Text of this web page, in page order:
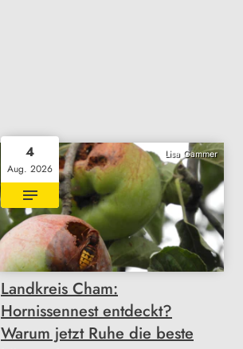
Lisa Gammer
4
Aug. 2026
Landkreis Cham:
Hornissennest entdeckt?
Warum jetzt Ruhe die beste